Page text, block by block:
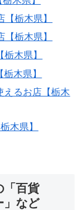
栃木県】
栃木県】
木県】
木県】
えるお店【栃木
木県】
「百貨
」など